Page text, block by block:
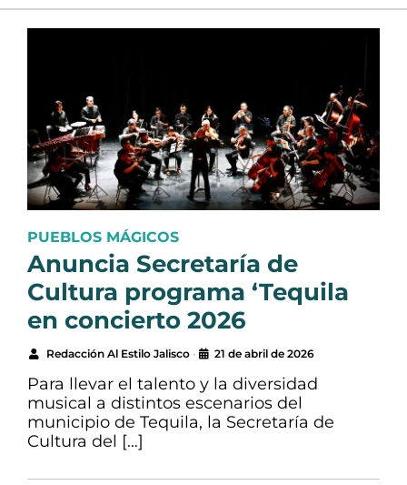
PUEBLOS MÁGICOS
Anuncia Secretaría de
Cultura programa ‘Tequila
en concierto 2026
Redacción Al Estilo Jalisco • 21 de abril de 2026
Para llevar el talento y la diversidad
musical a distintos escenarios del
municipio de Tequila, la Secretaría de
Cultura del […]